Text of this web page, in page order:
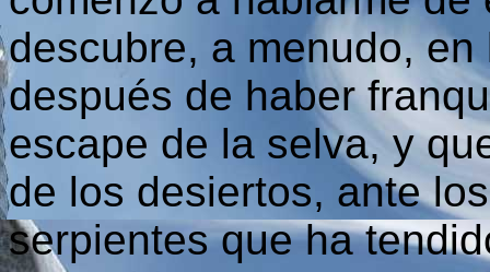
descubre, a menudo,
después de haber
escape de la selva, y
de los desiertos, ante
serpientes que ha